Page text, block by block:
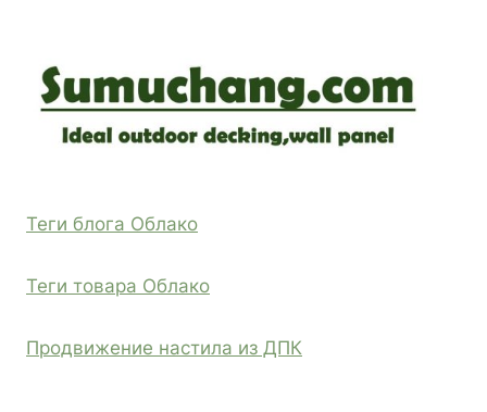
Теги блога Облако
Теги товара Облако
Продвижение настила из ДПК